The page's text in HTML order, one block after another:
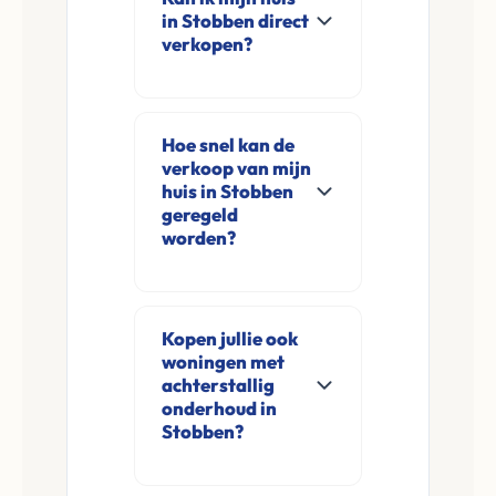
in Stobben direct
verkopen?
direct aan in
Stobben en
omgeving. U
verkoopt
financieringsvoorbehoud
en zonder
makelaarskosten.
Hoe snel kan de
verkoop van mijn
huis in Stobben
geregeld
worden?
aanvraag en
eventuele korte
opname al binnen 24
tot 48 uur een
Kopen jullie ook
woningen met
achterstallig
onderhoud in
Stobben?